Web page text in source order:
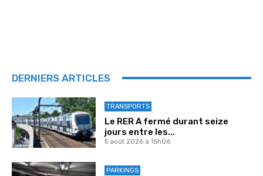
DERNIERS ARTICLES
TRANSPORTS
Le RER A fermé durant seize
jours entre les...
5 août 2026 à 15h06
PARKINGS